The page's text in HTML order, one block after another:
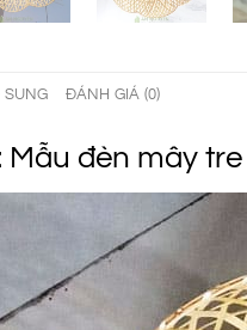
SUNG ĐÁNH GIÁ (0)
Mẫu đèn mây